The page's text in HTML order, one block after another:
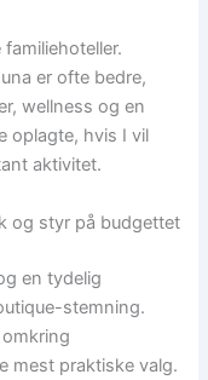
er ofte bedre,
wellness og en
oplagte, hvis I vil
aktivitet.
og styr på budgettet
en tydelig
stemning.
mest praktiske valg.